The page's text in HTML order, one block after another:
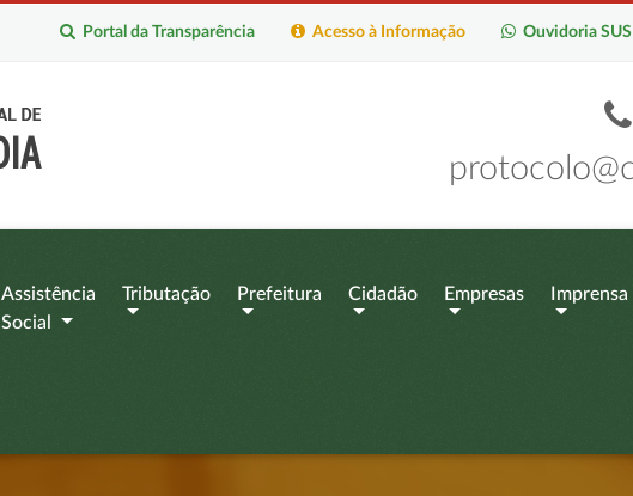
Ouvidoria SUS
Acesso à Informação
Portal da Transparência
Assistência
Social
Tributação Prefeitura Cidadão Empresas Imprensa